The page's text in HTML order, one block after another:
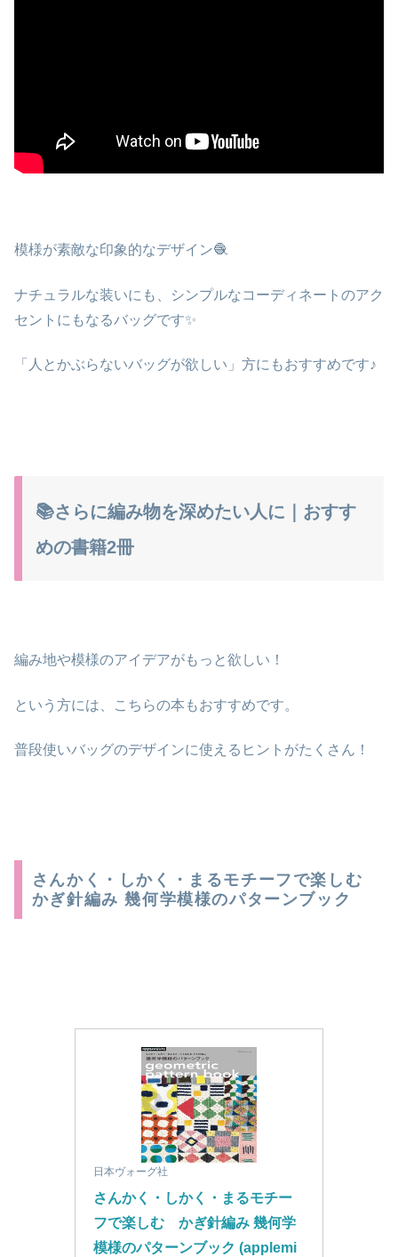
模様が素敵な印象的なデザイン🧶
ナチュラルな装いにも、シンプルなコーディネートのアク
セントにもなるバッグです✨
「人とかぶらないバッグが欲しい」方にもおすすめです♪
📚さらに編み物を深めたい人に｜おすす
めの書籍2冊
編み地や模様のアイデアがもっと欲しい！
という方には、こちらの本もおすすめです。
普段使いバッグのデザインに使えるヒントがたくさん！
さんかく・しかく・まるモチーフで楽しむ
かぎ針編み 幾何学模様のパターンブック
日本ヴォーグ社
さんかく・しかく・まるモチー
フで楽しむ　かぎ針編み 幾何学
模様のパターンブック (applemi